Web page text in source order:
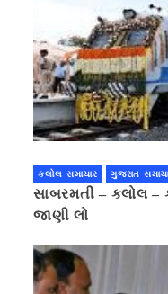
કલોલ સમાચાર ગુજરાત
સાબરમતી – કલોલ
જાણી લો